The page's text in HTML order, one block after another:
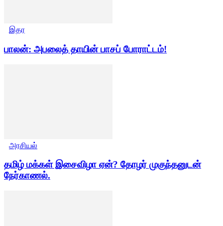
இதர
பாலன்: அபலைத் தாயின் பாசப் போராட்டம்!
அரசியல்
தமிழ் மக்கள் இசைவிழா ஏன்? தோழர் முகுந்தனுடன்
நேர்காணல்.